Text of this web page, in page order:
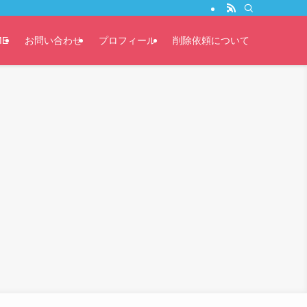
お問い合わせ プロフィール 削除依頼について